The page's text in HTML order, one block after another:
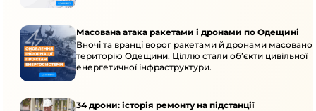
Масована атака ракетами і дронами по Одещині
Вночі та вранці ворог ракетами й дронами масовано
територію Одещини. Ціллю стали об’єкти цивільної
енергетичної інфраструктури.
34 дрони: історія ремонту на підстанції